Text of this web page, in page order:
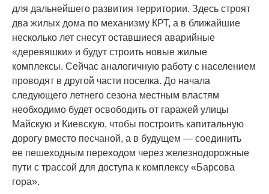
для дальнейшего развития территории. Здесь строят
два жилых дома по механизму КРТ, а в ближайшие
несколько лет снесут оставшиеся аварийные
«деревяшки» и будут строить новые жилые
комплексы. Сейчас аналогичную работу с населением
проводят в другой части поселка. До начала
следующего летнего сезона местным властям
необходимо будет освободить от гаражей улицы
Майскую и Киевскую, чтобы построить капитальную
дорогу вместо песчаной, а в будущем — соединить
ее пешеходным переходом через железнодорожные
пути с трассой для доступа к комплексу «Барсова
гора».